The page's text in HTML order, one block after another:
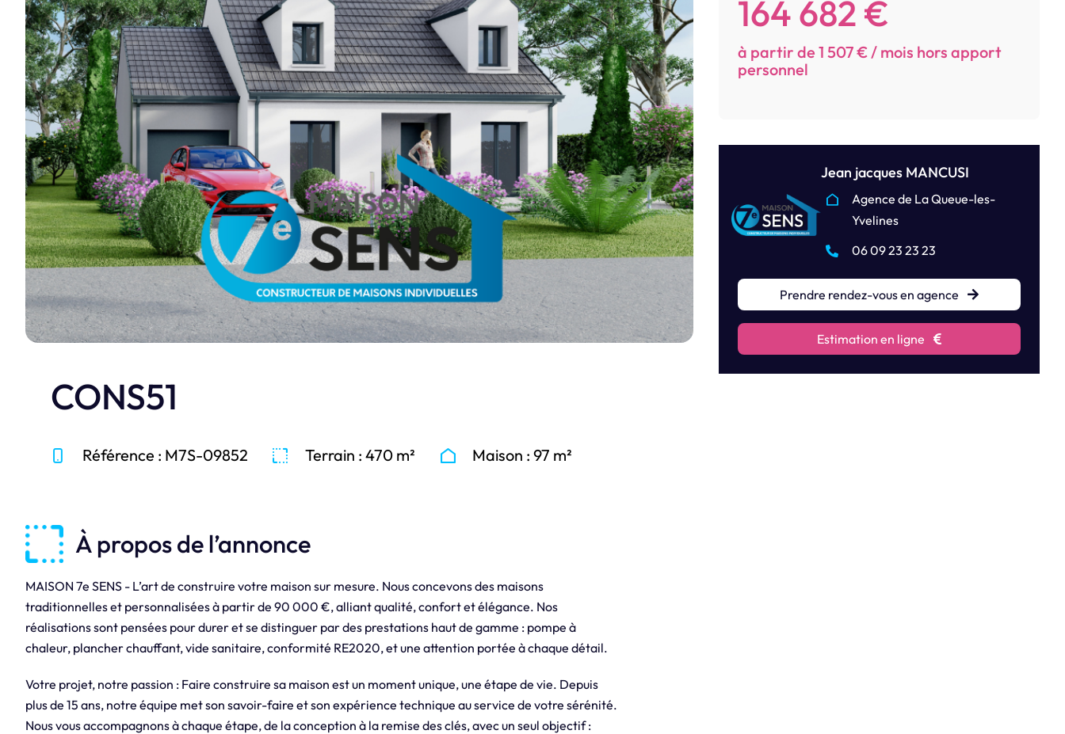
réalisations en photos.
Je découvre
CONS51
Référence : M7S-09852 Terrain : 470 m² Maison : 97 m²
164 682 €
à partir de 1 507 € / mois hors apport
personnel
Jean jacques MANCUSI
Agence de La Queue-les-
Yvelines
06 09 23 23 23
Prendre rendez-vous en agence
Estimation en ligne
À propos de l’annonce
MAISON 7e SENS - L’art de construire votre maison sur mesure. Nous concevons des maisons
traditionnelles et personnalisées à partir de 90 000 €, alliant qualité, confort et élégance. Nos
réalisations sont pensées pour durer et se distinguer par des prestations haut de gamme : pompe à
chaleur, plancher chauffant, vide sanitaire, conformité RE2020, et une attention portée à chaque détail.
Votre projet, notre passion : Faire construire sa maison est un moment unique, une étape de vie. Depuis
plus de 15 ans, notre équipe met son savoir-faire et son expérience technique au service de votre sérénité.
Nous vous accompagnons à chaque étape, de la conception à la remise des clés, avec un seul objectif :